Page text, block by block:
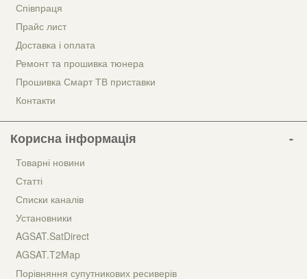
Співпраця
Прайс лист
Доставка і оплата
Ремонт та прошивка тюнера
Прошивка Смарт ТВ приставки
Контакти
Корисна інформація
Товарні новини
Статті
Списки каналів
Установники
AGSAT.SatDirect
AGSAT.T2Map
Порівняння супутникових ресиверів